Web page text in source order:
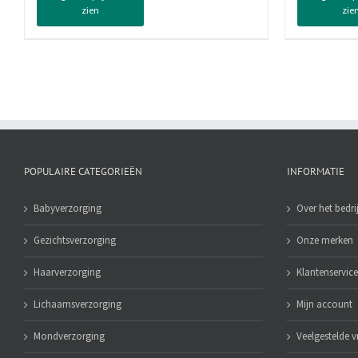
Desert
Rose
zien
Oil
zien
POPULAIRE CATEGORIEËN
Babyverzorging
Gezichtsverzorging
Haarverzorging
Lichaamsverzorging
Mondverzorging
INFORMATIE
Over het
Onze merken
Klantenservice
Mijn account
Veelgestelde